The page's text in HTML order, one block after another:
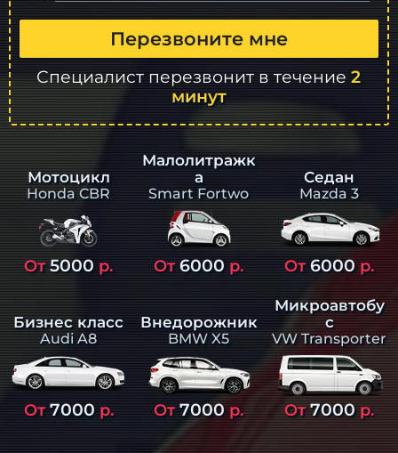
Перезвоните мне
Специалист перезвонит в течение2
минут
Мотоцикл
Honda CBR
От5000 р.
Малолитражк
а
Smart Fortwo
От6000 р.
Седан
Mazda 3
От6000р.
Бизнес класс
Audi A8
От7000 р.
Внедорожник
BMW X5
От7000р.
Микроавтобу
с
VW Transporter
От7000р.